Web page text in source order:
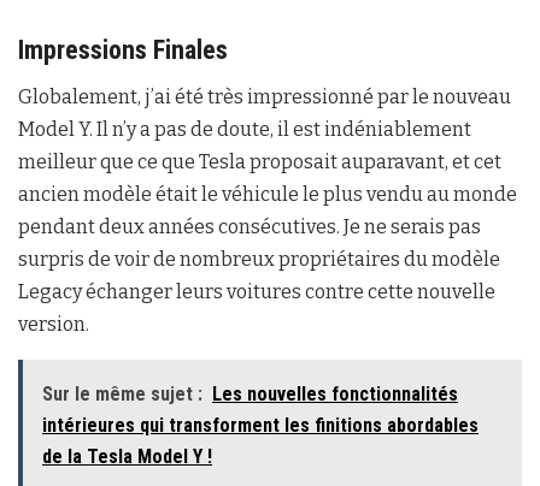
Impressions Finales
Globalement, j’ai été très impressionné par le nouveau
Model Y. Il n’y a pas de doute, il est indéniablement
meilleur que ce que Tesla proposait auparavant, et cet
ancien modèle était le véhicule le plus vendu au monde
pendant deux années consécutives. Je ne serais pas
surpris de voir de nombreux propriétaires du modèle
Legacy échanger leurs voitures contre cette nouvelle
version.
Sur le même sujet : Les nouvelles fonctionnalités
intérieures qui transforment les finitions abordables
de la Tesla Model Y !